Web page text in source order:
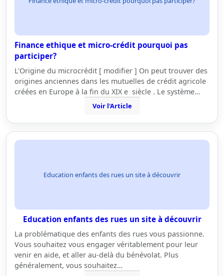
Finance ethique et micro-crédit pourquoi pas
participer?
L'Origine du microcrédit [ modifier ] On peut trouver des
origines anciennes dans les mutuelles de crédit agricole
créées en Europe à la fin du XIX e siècle . Le système…
Voir l'Article
Education enfants des rues un site à découvrir
Education enfants des rues un site à découvrir
La problématique des enfants des rues vous passionne.
Vous souhaitez vous engager véritablement pour leur
venir en aide, et aller au-delà du bénévolat. Plus
généralement, vous souhaitez…